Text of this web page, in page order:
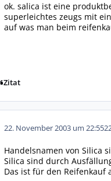
ok. salica ist eine
superleichtes zeugs mit
auf was man beim
Zitat
22. November 2003 um 22:55
Handelsnamen von Silica
Silica sind durch
Das ist für den Reifenkauf